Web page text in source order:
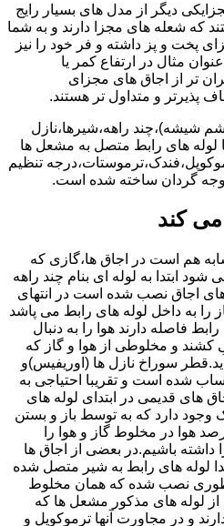
دیگر از مدل های بسیار رایج
که شعله های مجزا دارند و به شما
پخت و پز داشته و فر خود را نیز
مثال در ارتفاع کمر یا
تر از اجاق های مجزای
پذیرتر و متداول تر هستند.
شیشه)،چند راهه،شیرها،نازل
لوله های رابط متصل به مشعل ها
تنظیم
گردان ساخته شده است.
می کند
هم است در اجاق ها،گازی که
ابتدا به لوله ای بنام چند راهه
اجاق نصب شده است در انتهای
را به داخل لوله های رابط می پاشد
فاصله دارند هوا را به دنبال
کشند و مخلوطی از هوا و گاز که
سوراخ نازل ها (اوریفیس)و
شده است و تقریبا احتیاجی به
های قدیمی در ابتدای لوله های
دارد که به توسط باز و بستن
هوا در مخلوط گاز و هوا را
داشته باشیم.در بعضی از اجاق ها
لوله های رابط به شیر متصل شده
طوری نصب شده که همان مخلوط
از لوله های مذکور مشعل ها که
و در مجاورت آنها ترموکوپل و